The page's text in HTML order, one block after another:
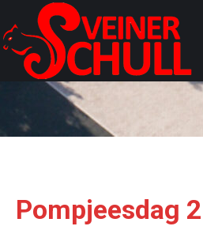
Pompjeesdag